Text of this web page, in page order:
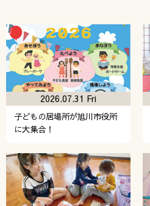
子どもの居場所が旭川市役所
に大集合！
2026.07.31 Fri